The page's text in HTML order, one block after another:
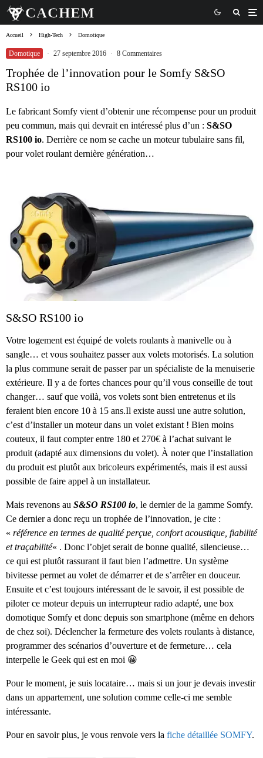
Accueil High-Tech Domotique
Domotique · 27 septembre 2016 · 8 Commentaires
Trophée de l’innovation pour le Somfy S&SO
RS100 io
Le fabricant Somfy vient d’obtenir une récompense pour un produit
peu commun, mais qui devrait en intéressé plus d’un : S&SO
RS100 io. Derrière ce nom se cache un moteur tubulaire sans fil,
pour volet roulant dernière génération…
S&SO RS100 io
Votre logement est équipé de volets roulants à manivelle ou à
sangle… et vous souhaitez passer aux volets motorisés. La solution
la plus commune serait de passer par un spécialiste de la menuiserie
extérieure. Il y a de fortes chances pour qu’il vous conseille de tout
changer… sauf que voilà, vos volets sont bien entretenus et ils
feraient bien encore 10 à 15 ans.Il existe aussi une autre solution,
c’est d’installer un moteur dans un volet existant ! Bien moins
couteux, il faut compter entre 180 et 270€ à l’achat suivant le
produit (adapté aux dimensions du volet). À noter que l’installation
du produit est plutôt aux bricoleurs expérimentés, mais il est aussi
possible de faire appel à un installateur.
Mais revenons au S&SO RS100 io, le dernier de la gamme Somfy.
Ce dernier a donc reçu un trophée de l’innovation, je cite :
« référence en termes de qualité perçue, confort acoustique, fiabilité
et traçabilité« . Donc l’objet serait de bonne qualité, silencieuse…
ce qui est plutôt rassurant il faut bien l’admettre. Un système
bivitesse permet au volet de démarrer et de s’arrêter en douceur.
Ensuite et c’est toujours intéressant de le savoir, il est possible de
piloter ce moteur depuis un interrupteur radio adapté, une box
domotique Somfy et donc depuis son smartphone (même en dehors
de chez soi). Déclencher la fermeture des volets roulants à distance,
programmer des scénarios d’ouverture et de fermeture… cela
interpelle le Geek qui est en moi 😀
Pour le moment, je suis locataire… mais si un jour je devais investir
dans un appartement, une solution comme celle-ci me semble
intéressante.
Pour en savoir plus, je vous renvoie vers la fiche détaillée SOMFY.